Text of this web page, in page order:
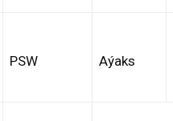
PSW Aýaks